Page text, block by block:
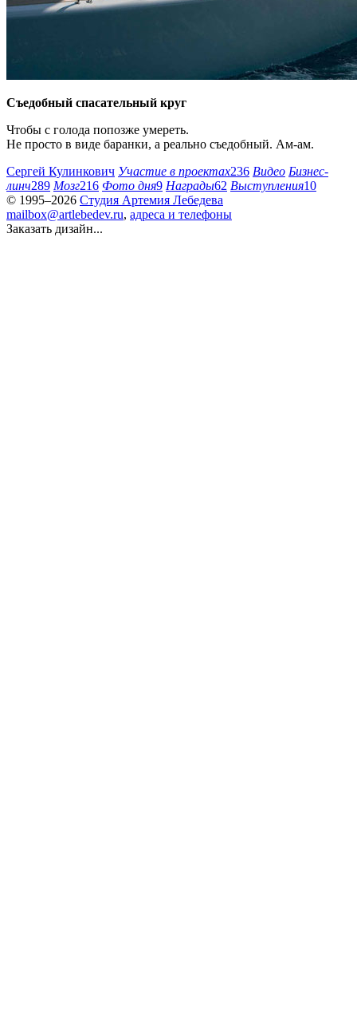
Съедобный спасательный круг
Чтобы с голода попозже умереть.
Не просто в виде баранки, а реально съедобный. Ам-ам.
Сергей Кулинкович Участие в проектах236 Видео Бизнес-
линч289 Мозг216 Фото дня9 Награды62 Выступления10
© 1995–2026 Студия Артемия Лебедева
mailbox@artlebedev.ru, адреса и телефоны
Заказать дизайн...